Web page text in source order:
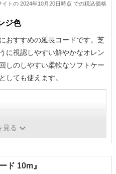
トの 2024年10月20日時点 での税込価格
ジ色
おすすめの延長コードです。芝
に視認しやすい鮮やかなオレン
しのしやすい柔軟なソフトケー
しても使えます。
見る
ド 10m』